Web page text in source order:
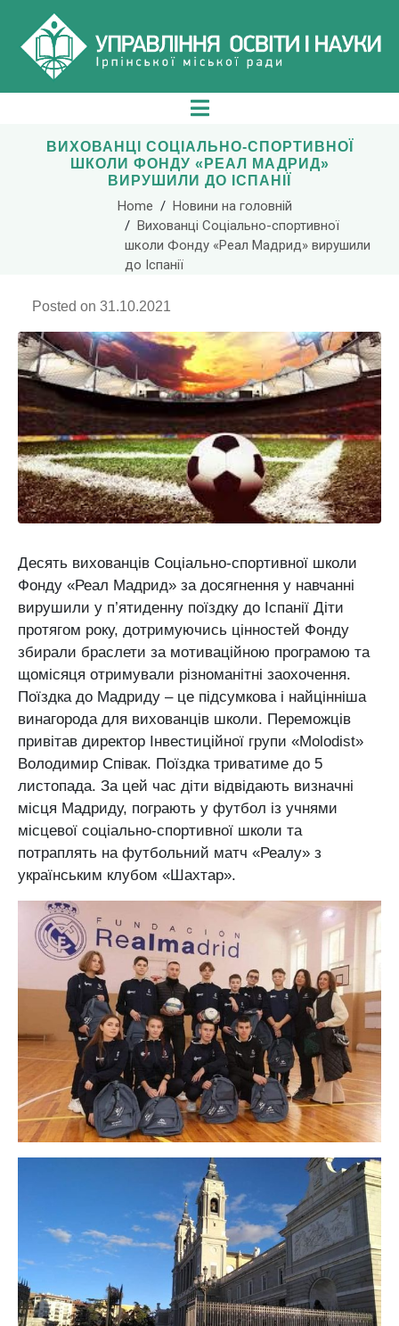
ВИХОВАНЦІ СОЦІАЛЬНО-СПОРТИВНОЇ
ШКОЛИ ФОНДУ «РЕАЛ МАДРИД»
ВИРУШИЛИ ДО ІСПАНІЇ
Home
Новини на головній
Вихованці Соціально-спортивної
школи Фонду «Реал Мадрид» вирушили
до Іспанії
Posted on 31.10.2021
Десять вихованців Соціально-спортивної школи
Фонду «Реал Мадрид» за досягнення у навчанні
вирушили у п’ятиденну поїздку до Іспанії Діти
протягом року, дотримуючись цінностей Фонду
збирали браслети за мотиваційною програмою та
щомісяця отримували різноманітні заохочення.
Поїздка до Мадриду – це підсумкова і найцінніша
винагорода для вихованців школи. Переможців
привітав директор Інвестиційної групи «Molodist»
Володимир Співак. Поїздка триватиме до 5
листопада. За цей час діти відвідають визначні
місця Мадриду, пограють у футбол із учнями
місцевої соціально-спортивної школи та
потраплять на футбольний матч «Реалу» з
українським клубом «Шахтар».